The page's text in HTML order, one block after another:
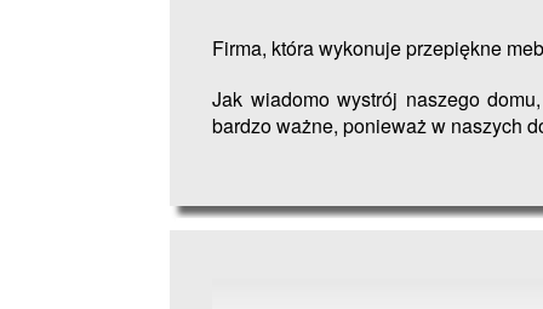
Firma, która wykonuje przepiękne
Jak wiadomo wystrój naszego
bardzo ważne, ponieważ w naszych